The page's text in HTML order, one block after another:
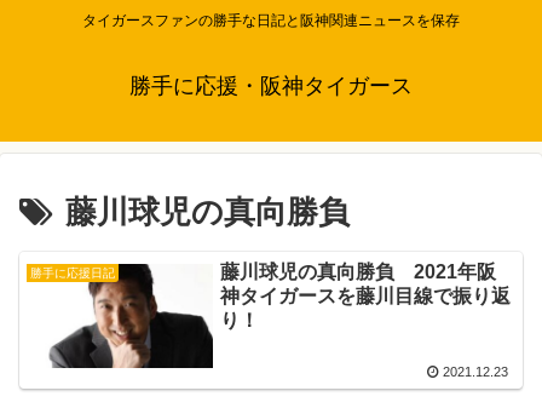
タイガースファンの勝手な日記と阪神関連ニュースを保存
勝手に応援・阪神タイガース
藤川球児の真向勝負
勝手に応援日記
藤川球児の真向勝負 2021年阪
神タイガースを藤川目線で振り返
り！
2021.12.23